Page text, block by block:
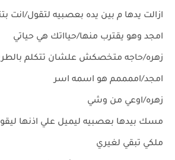
ازالت يدها م بين يده بعصبيه لتقول/انت
امجد وهو يقترب منها/حيااتك هي حياتي
زهره/حاجه متخصكش علشان تتكلم
امجد/اممممم هو اسمه اسر
زهره/اوعي من وشي
مسك بيدها بعصبيه ليميل علي اذنها
ملكي تبقي لغيري